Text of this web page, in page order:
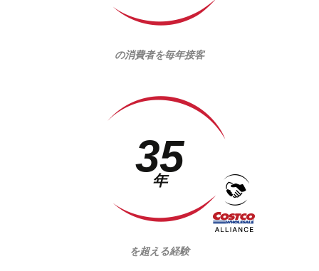
の消費者を毎年接客
35
年
を超える経験